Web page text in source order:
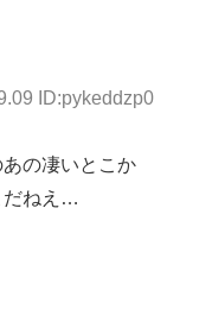
ID:pykeddzp0
の凄いとこか
だねえ…